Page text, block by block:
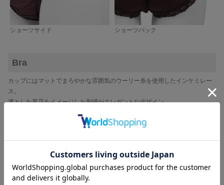
ショーツサイド ショーツバック
Bra
カップにはマットでまろやかな雰囲気のウーリー糸を使用したインケミレー
ス。
凛とした草花をイメージした刺繍がエレガントなデザイン。
ストラップは、フリル調のデザインストラップ。
取り外し可能なパッドはポケットにフィットしてズレにくいタイプ。
バック布は軽い仕上がりのパワーネットで程よいホールド感。